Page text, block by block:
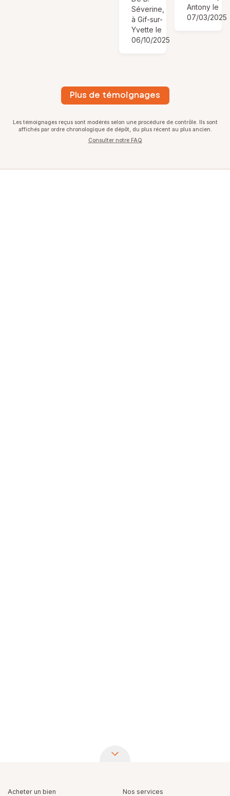
Séverine,
à Gif-sur-
Yvette le
06/10/2025
Antony le
07/03/2025
Plus de témoignages
Les témoignages reçus sont modérés selon une procédure de contrôle. Ils sont
affichés par ordre chronologique de dépôt, du plus récent au plus ancien.
Consulter notre FAQ
Acheter un bien Nos services